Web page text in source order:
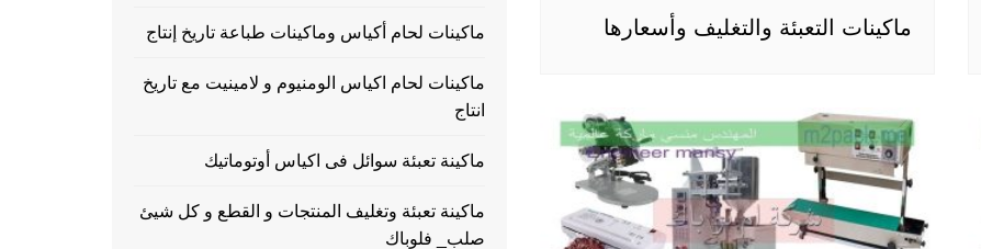
ماكينات التعبئة والتغليف وأسعارها ماكينات لحام أكياس وماكينات طباعة تاريخ إنتاج
ماكينات لحام اكياس الومنيوم و لامينيت مع تاريخ
انتاج
ماكينة تعبئة سوائل فى اكياس أوتوماتيك
ماكينة تعبئة وتغليف المنتجات و القطع و كل شيئ
صلب_ فلوباك